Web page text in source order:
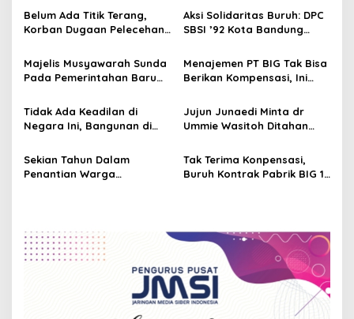
v
i
g
a
t
i
o
n
Belum Ada Titik Terang,
Korban Dugaan Pelecehan
Cirebon Masih Menunggu
Keadilan
Aksi Solidaritas Buruh: DPC
SBSI ’92 Kota Bandung
Cahya Tuntut Keadilan PHK
Sepihak
Majelis Musyawarah Sunda
Pada Pemerintahan Baru
Tatar Sunda
Menajemen PT BIG Tak Bisa
Berikan Kompensasi, Ini
Mantan Pekerja Yang Minta
Keadilan
Tidak Ada Keadilan di
Negara Ini, Bangunan di
Nomor 43 Bandung
Dieksekusi
Jujun Junaedi Minta dr
Ummie Wasitoh Ditahan
Tanah dan Pemalsuan Akta
Otentik
Sekian Tahun Dalam
Penantian Warga
Tak Terima Konpensasi,
Buruh Kontrak Pabrik BIG 12